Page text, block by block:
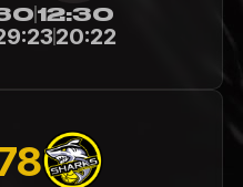
12:30
20:22